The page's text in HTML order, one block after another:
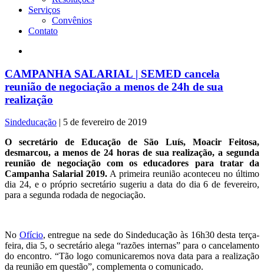
Serviços
Convênios
Contato
CAMPANHA SALARIAL | SEMED cancela
reunião de negociação a menos de 24h de sua
realização
Sindeducação | 5 de fevereiro de 2019
O secretário de Educação de São Luís, Moacir Feitosa,
desmarcou, a menos de 24 horas de sua realização, a segunda
reunião de negociação com os educadores para tratar da
Campanha Salarial 2019. A primeira reunião aconteceu no último
dia 24, e o próprio secretário sugeriu a data do dia 6 de fevereiro,
para a segunda rodada de negociação.
No Ofício, entregue na sede do Sindeducação às 16h30 desta terça-
feira, dia 5, o secretário alega “razões internas” para o cancelamento
do encontro. “Tão logo comunicaremos nova data para a realização
da reunião em questão”, complementa o comunicado.